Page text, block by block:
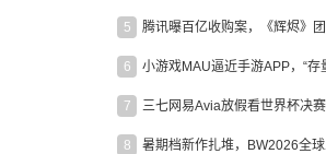
5
6 小游戏MAU逼近手游APP，“存
7
8